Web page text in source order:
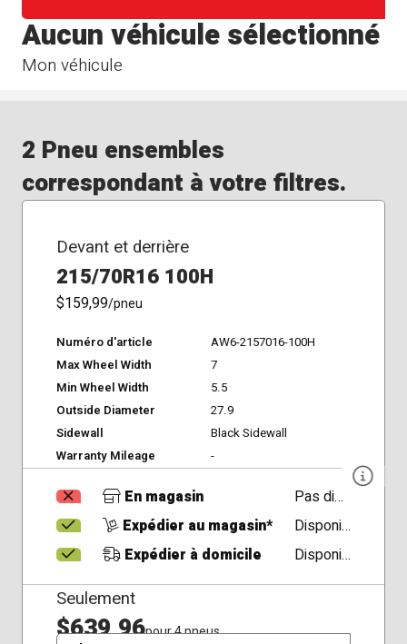
Mon véhicule
Aucun véhicule sélectionné
2 Pneu ensembles
correspondant à votre filtres.
Devant et derrière
215/70R16 100H
$159,99/pneu
Numéro d'article
AW6-2157016-100H
Max Wheel Width
7
Min Wheel Width
5.5
Outside Diameter
27.9
Sidewall
Black Sidewall
Warranty Mileage
-
En magasin
Pas disponible
Expédier au magasin*
Disponible
Expédier à domicile
Disponible
Seulement
$639,96pour 4 pneus